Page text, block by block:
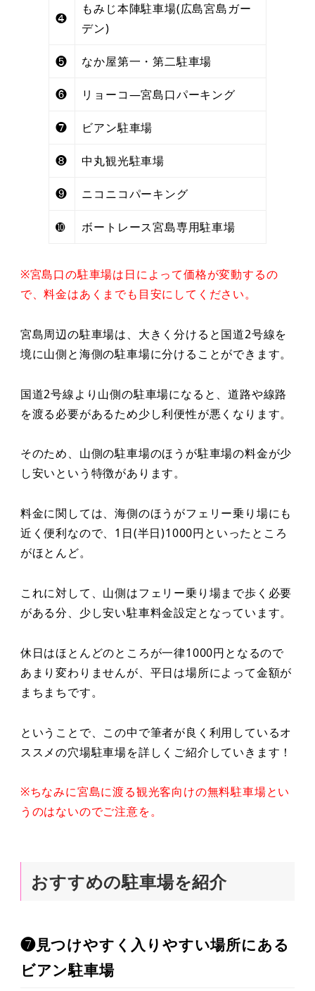
❹
もみじ本陣駐車場(広島宮島ガー
デン)
❺ なか屋第一・第二駐車場
❻ リョーコ―宮島口パーキング
❼ ビアン駐車場
❽ 中丸観光駐車場
❾ ニコニコパーキング
➓ ボートレース宮島専用駐車場
※宮島口の駐車場は日によって価格が変動するの
で、料金はあくまでも目安にしてください。
宮島周辺の駐車場は、大きく分けると国道2号線を
境に山側と海側の駐車場に分けることができます。
国道2号線より山側の駐車場になると、道路や線路
を渡る必要があるため少し利便性が悪くなります。
そのため、山側の駐車場のほうが駐車場の料金が少
し安いという特徴があります。
料金に関しては、海側のほうがフェリー乗り場にも
近く便利なので、1日(半日)1000円といったところ
がほとんど。
これに対して、山側はフェリー乗り場まで歩く必要
がある分、少し安い駐車料金設定となっています。
休日はほとんどのところが一律1000円となるので
あまり変わりませんが、平日は場所によって金額が
まちまちです。
ということで、この中で筆者が良く利用しているオ
ススメの穴場駐車場を詳しくご紹介していきます！
※ちなみに宮島に渡る観光客向けの無料駐車場とい
うのはないのでご注意を。
おすすめの駐車場を紹介
❼見つけやすく入りやすい場所にある
ビアン駐車場